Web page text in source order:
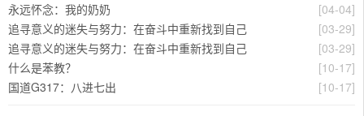
[04-04]
永远怀念：我的奶奶
[03-29]
追寻意义的迷失与努力：在奋斗中重新找到自己
[03-29]
追寻意义的迷失与努力：在奋斗中重新找到自己
[10-17]
什么是苯教？
[10-17]
国道G317：八进七出